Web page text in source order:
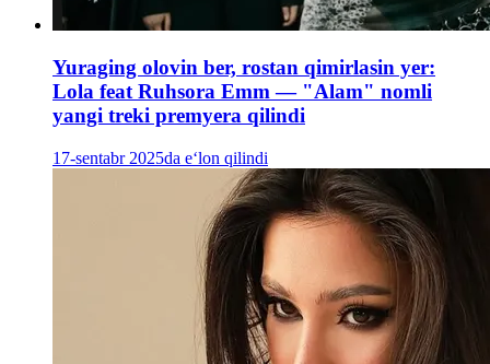
Yuraging olovin ber, rostan qimirlasin yer:
Lola feat Ruhsora Emm — "Alam" nomli
yangi treki premyera qilindi
17-sentabr 2025da e‘lon qilindi